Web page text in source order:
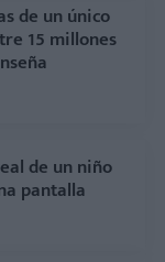
de un único
15 millones
de un niño
pantalla